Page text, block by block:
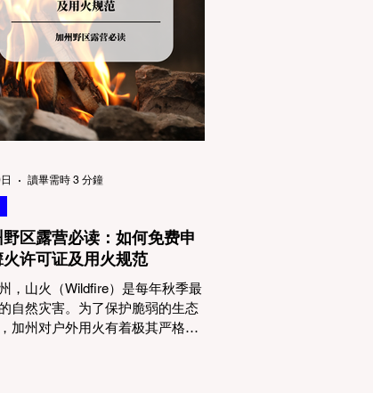
加州的户外区域由不同的政府机构
，其核心保护目标决定了宠物政策
程度。我们可以将其视为一条“从
”的鄙视链： 1. 极其严格：国家公
Parks) & 州立公园 (State
政策基调： 优先保护原始生态与
动物。 实际规定： 在优胜美地、红
野区露营必读：如何免费申
许可证及用火规范
，山火（Wildfire）是每年秋季最
自然灾害。为了保护脆弱的生态
加州对户外用火有着极其严格的
讀畢需時 3 分鐘